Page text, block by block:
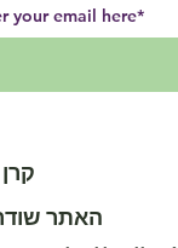
קרן
האתר